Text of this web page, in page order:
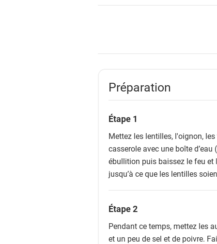
Préparation
Étape 1
Mettez les lentilles, l'oignon,
casserole avec une boîte
ébullition puis baissez le feu
jusqu’à ce que les lentilles
Étape 2
Pendant ce temps, mettez les
et un peu de sel et de poivre.